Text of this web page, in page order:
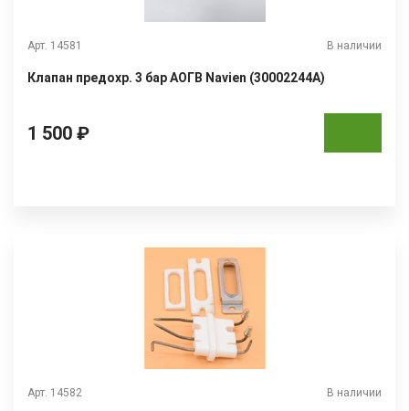
Арт. 14581 В наличии
Клапан предохр. 3 бар АОГВ Navien (30002244А)
1 500 ₽
Арт. 14582 В наличии